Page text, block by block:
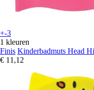
+-3
1 kleuren
Finis Kinderbadmuts Head
€ 11,12